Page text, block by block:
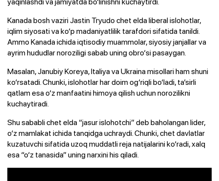
Kanada bosh vaziri Jastin Tryudo chet elda liberal islohotlar,
iqlim siyosati va ko‘p madaniyatlilik tarafdori sifatida tanildi.
Ammo Kanada ichida iqtisodiy muammolar, siyosiy janjallar va
ayrim hududlar noroziligi sabab uning obro‘si pasaygan.
Masalan, Janubiy Koreya, Italiya va Ukraina misollari ham shuni
ko‘rsatadi. Chunki, islohotlar har doim og‘riqli bo‘ladi, ta’sirli
qatlam esa o‘z manfaatini himoya qilish uchun norozilikni
kuchaytiradi.
Shu sababli chet elda “jasur islohotchi” deb baholangan lider,
o‘z mamlakat ichida tanqidga uchraydi. Chunki, chet davlatlar
kuzatuvchi sifatida uzoq muddatli reja natijalarini ko‘radi, xalq
esa “o‘z tanasida” uning narxini his qiladi.